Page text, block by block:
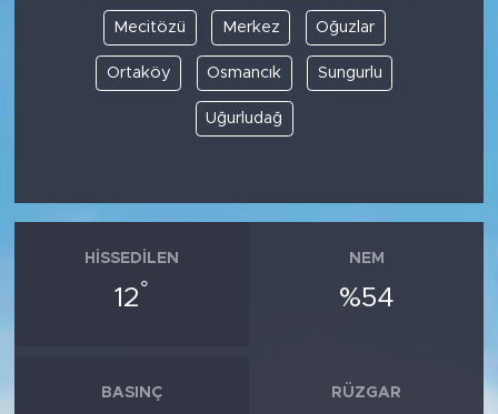
Mecitözü Merkez Oğuzlar
Ortaköy Osmancık Sungurlu
Uğurludağ
HISSEDILEN
12°
NEM
%54
BASINÇ RÜZGAR